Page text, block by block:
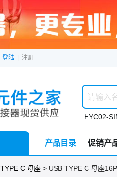
登陆 注册
HYC02-
产品目录 促销产
TYPE C 母座 > USB TYPE C 母座